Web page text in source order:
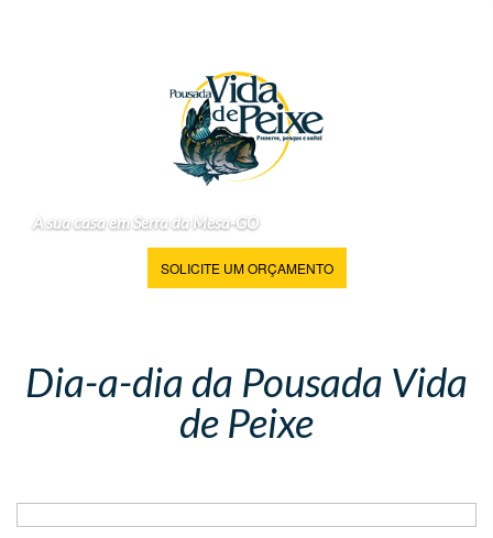
A sua casa em Serra da Mesa-GO
SOLICITE UM ORÇAMENTO
Dia-a-dia da Pousada Vida
de Peixe